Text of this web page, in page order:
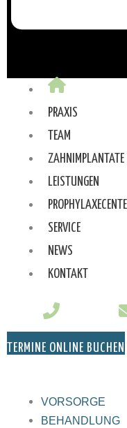
PRAXIS
TEAM
ZAHNIMPLANTATE
LEISTUNGEN
SERVICE
NEWS
KONTAKT
TERMINE ONLINE BUCHEN
VORSORGE
BEHANDLUNG